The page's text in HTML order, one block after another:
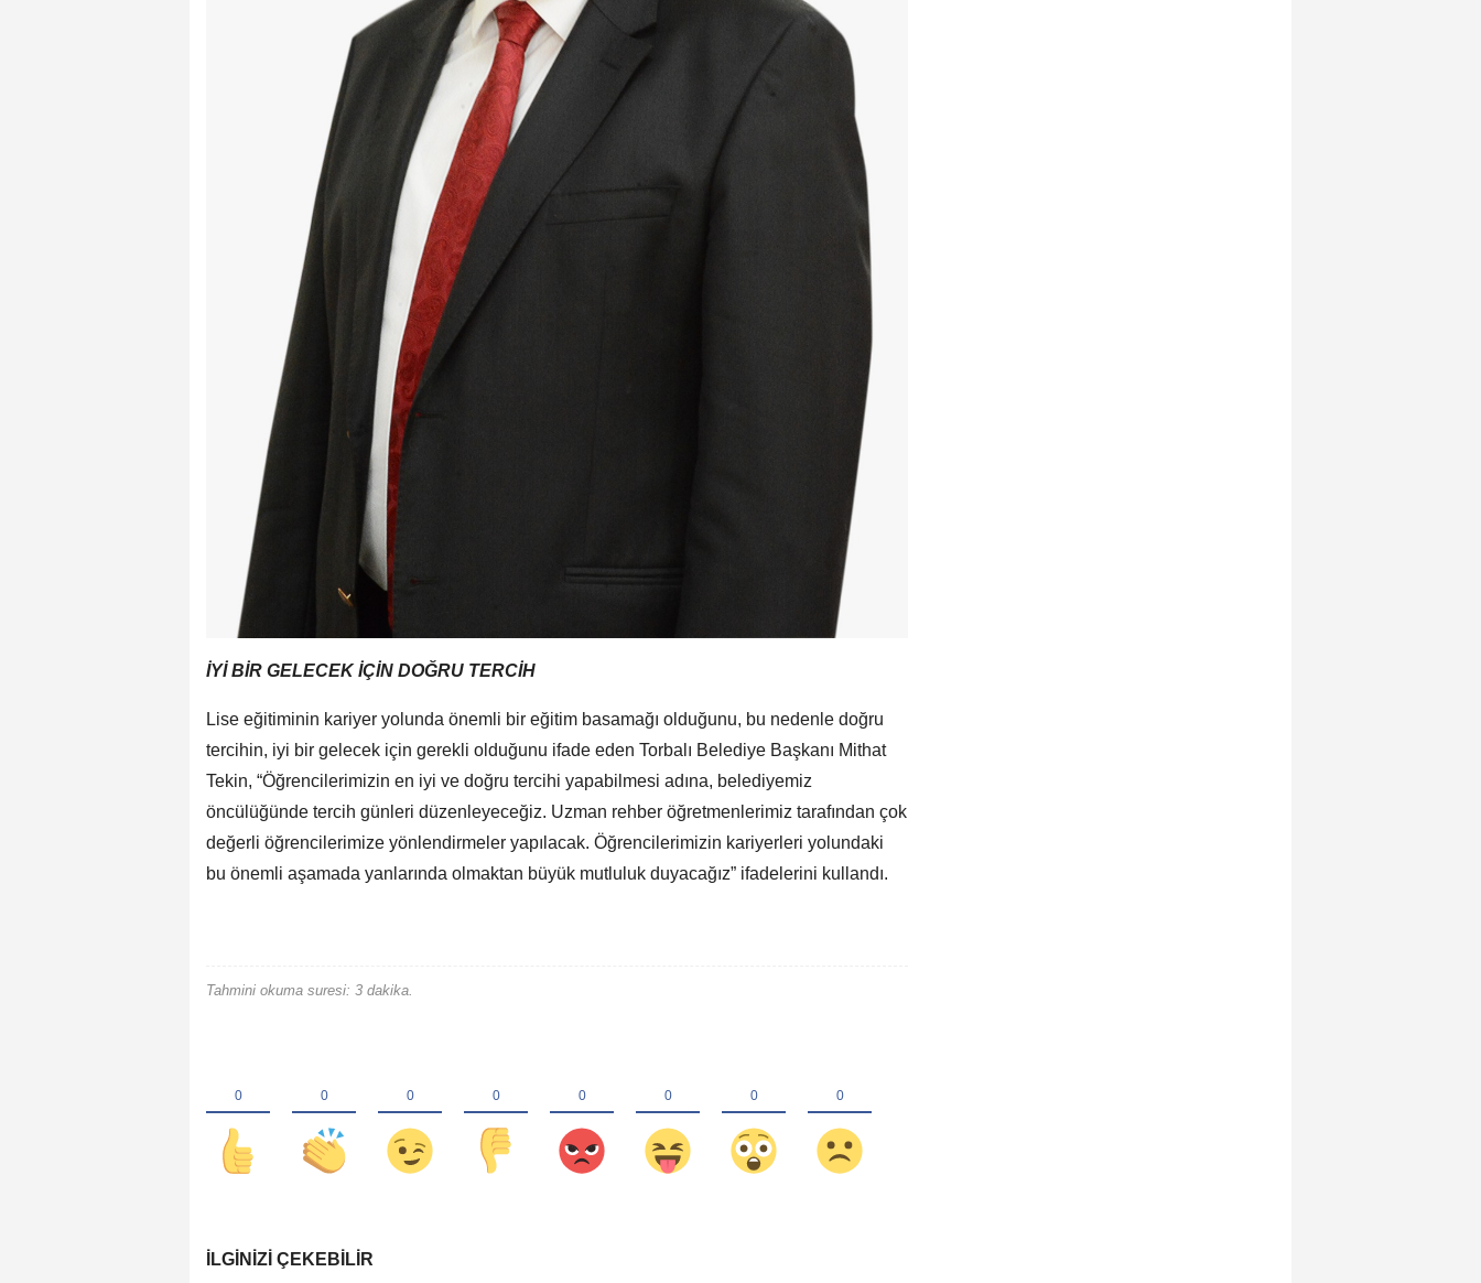
İYİ BİR GELECEK İÇİN DOĞRU TERCİH
Lise eğitiminin kariyer yolunda önemli bir eğitim basamağı olduğunu, bu nedenle doğru
tercihin, iyi bir gelecek için gerekli olduğunu ifade eden Torbalı Belediye Başkanı Mithat
Tekin, “Öğrencilerimizin en iyi ve doğru tercihi yapabilmesi adına, belediyemiz
öncülüğünde tercih günleri düzenleyeceğiz. Uzman rehber öğretmenlerimiz tarafından çok
değerli öğrencilerimize yönlendirmeler yapılacak. Öğrencilerimizin kariyerleri yolundaki
bu önemli aşamada yanlarında olmaktan büyük mutluluk duyacağız” ifadelerini kullandı.
Tahmini okuma suresi: 3 dakika.
İLGINIZI ÇEKEBILIR